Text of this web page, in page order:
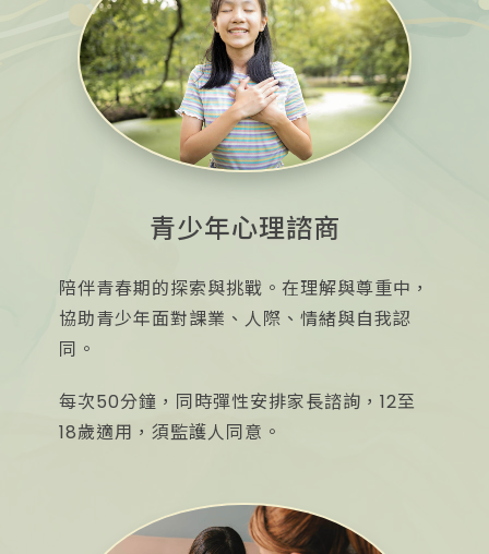
青少年心理諮商
陪伴青春期的探索與挑戰。在理解與尊重中，
協助青少年面對課業、人際、情緒與自我認
同。
每次50分鐘，同時彈性安排家長諮詢，12至
18歲適用，須監護人同意。